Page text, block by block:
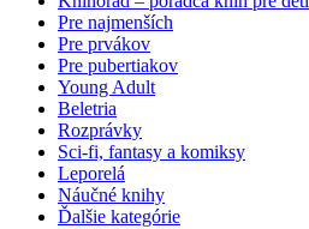
Pre najmenších
Pre prvákov
Pre pubertiakov
Young Adult
Beletria
Rozprávky
Sci-fi, fantasy a komiksy
Leporelá
Náučné knihy
Ďalšie kategórie